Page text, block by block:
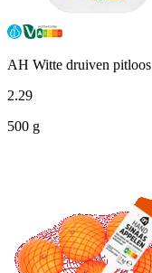
AH Witte druiven pitloos
2.29
500 g